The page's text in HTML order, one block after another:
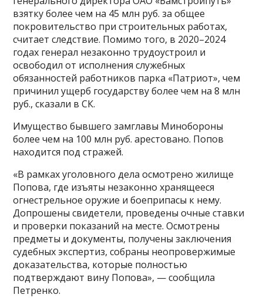
взятку более чем на 45 млн руб. за общее
покровительство при строительных работах,
считает следствие. Помимо того, в 2020–2024
годах генерал незаконно трудоустроил и
освободил от исполнения служебных
обязанностей работников парка «Патриот», чем
причинил ущерб государству более чем на 8 млн
руб., сказали в СК.
Имущество бывшего замглавы Минобороны
более чем на 100 млн руб. арестовано. Попов
находится под стражей.
«В рамках уголовного дела осмотрено жилище
Попова, где изъяты незаконно хранящееся
огнестрельное оружие и боеприпасы к нему.
Допрошены свидетели, проведены очные ставки
и проверки показаний на месте. Осмотрены
предметы и документы, получены заключения
судебных экспертиз, собраны неопровержимые
доказательства, которые полностью
подтверждают вину Попова», — сообщила
Петренко.